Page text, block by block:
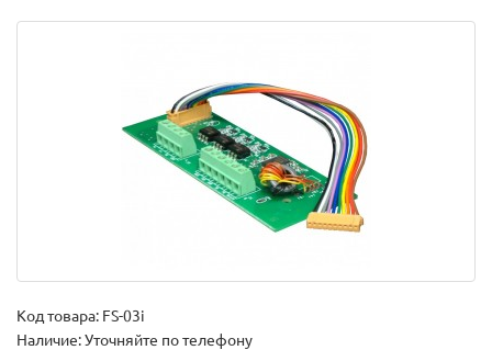
Код товара: FS-03i
Наличие: Уточняйте по телефону